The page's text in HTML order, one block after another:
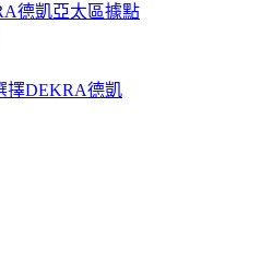
德凱亞太區據點
擇DEKRA德凱